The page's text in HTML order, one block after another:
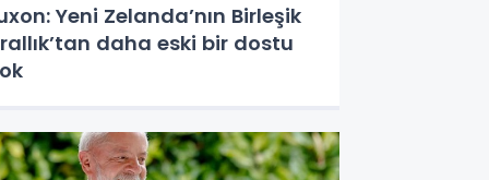
Yeni Zelanda’nın Birleşik
daha eski bir dostu